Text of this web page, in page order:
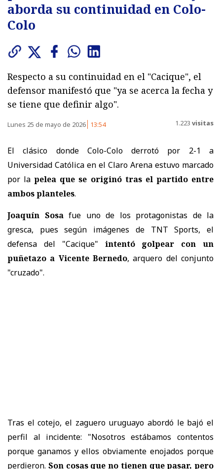
aborda su continuidad en Colo-
Colo
Respecto a su continuidad en el "Cacique", el
defensor manifestó que "ya se acerca la fecha y
se tiene que definir algo".
Lunes 25 de mayo de 2026 13:54 1.223 visitas
El clásico donde Colo-Colo derrotó por 2-1 a
Universidad Católica en el Claro Arena estuvo marcado
por lapelea que se originó tras el partido entre
ambos planteles.
Joaquín Sosafue uno de los protagonistas de la
gresca, pues según imágenes de TNT Sports, el
defensa del "Cacique" intentó golpear con un
puñetazo a Vicente Bernedo, arquero del conjunto
"cruzado".
Tras el cotejo, el zaguero uruguayo abordó le bajó el
perfil al incidente: "Nosotros estábamos contentos
porque ganamos y ellos obviamente enojados porque
perdieron. Son cosas que no tienen que pasar, pero